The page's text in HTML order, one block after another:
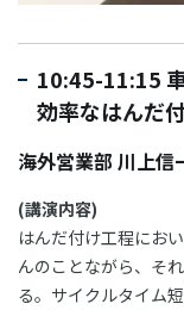
10:45-11:15
効率なはんだ
海外営業部 川上
(講演内容)
はんだ付け工程にお
んのことながら、そ
る。サイクルタイム